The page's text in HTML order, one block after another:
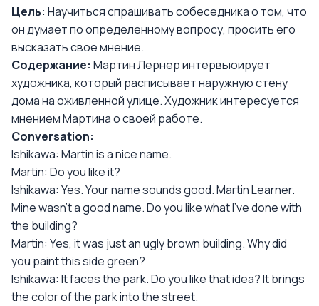
Цель: Научиться спрашивать собеседника о том, что
он думает по определенному вопросу, просить его
высказать свое мнение.
Содержание: Мартин Лернер интервьюирует
художника, который расписывает наружную стену
дома на оживленной улице. Художник интересуется
мнением Мартина о своей работе.
Conversation:
Ishikawa: Martin is a nice name.
Martin: Do you like it?
Ishikawa: Yes. Your name sounds good. Martin Learner.
Mine wasn't a good name. Do you like what I've done with
the building?
Martin: Yes, it was just an ugly brown building. Why did
you paint this side green?
Ishikawa: It faces the park. Do you like that idea? It brings
the color of the park into the street.